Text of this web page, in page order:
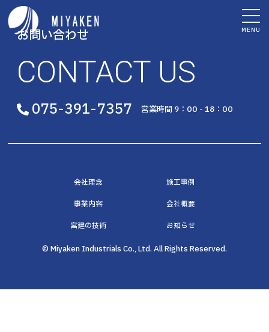
MENU
お問い合わせ
CONTACT US
075-391-7357 営業時間 9：00 - 18：00
会社理念 施工事例
事業内容 会社概要
宮建の技術 お知らせ
© Miyaken Industrials Co., Ltd. All Rights Reserved.